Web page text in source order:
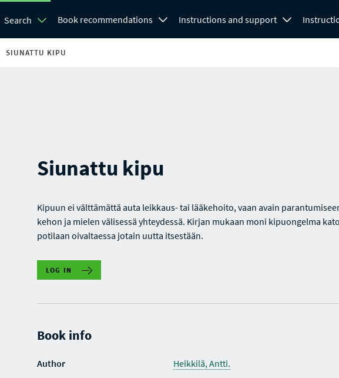
Search Book recommendations Instructions and support
SIUNATTU KIPU
Siunattu kipu
Kipuun ei välttämättä auta leikkaus- tai lääkehoito, vaan avain
kehon ja mielen välisessä yhteydessä. Kirjan mukaan moni kipuongelma
potilaan oivaltaessa jotain uutta itsestään.
LOG IN
Book info
Author
Heikkilä, Antti.